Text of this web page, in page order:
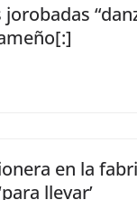
en la
llevar’